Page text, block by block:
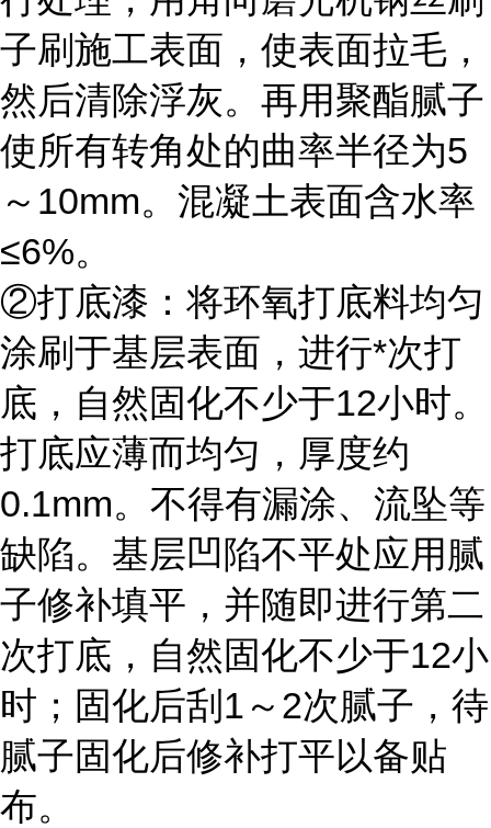
子刷施工表面，使表面拉毛，
然后清除浮灰。再用聚酯腻子
使所有转角处的曲率半径为5
～10mm。混凝土表面含水率
≤6%。
②打底漆：将环氧打底料均匀
涂刷于基层表面，进行*次打
底，自然固化不少于12小时。
打底应薄而均匀，厚度约
0.1mm。不得有漏涂、流坠等
缺陷。基层凹陷不平处应用腻
子修补填平，并随即进行第二
次打底，自然固化不少于12小
时；固化后刮1～2次腻子，待
腻子固化后修补打平以备贴
布。